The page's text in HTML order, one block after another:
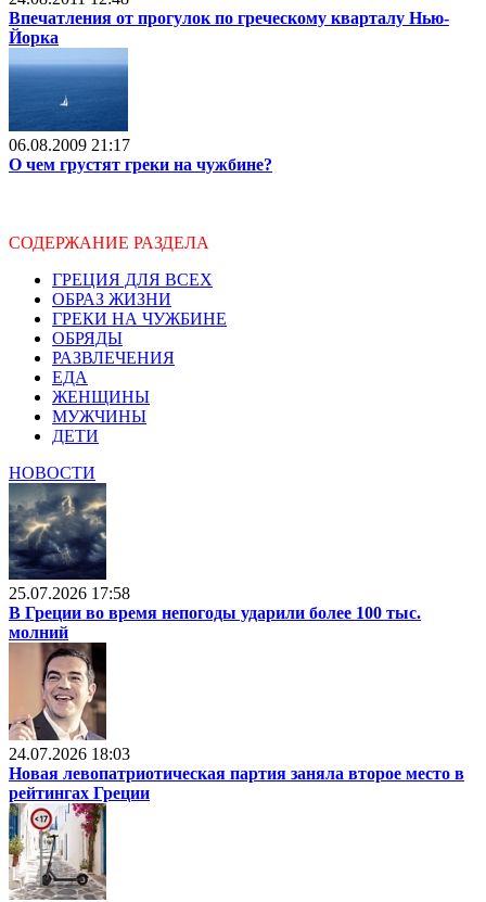
Впечатления от прогулок по греческому кварталу Нью-
Йорка
06.08.2009 21:17
О чем грустят греки на чужбине?
СОДЕРЖАНИЕ РАЗДЕЛА
ГРЕЦИЯ ДЛЯ ВСЕХ
ОБРАЗ ЖИЗНИ
ГРЕКИ НА ЧУЖБИНЕ
ОБРЯДЫ
РАЗВЛЕЧЕНИЯ
ЕДА
ЖЕНЩИНЫ
МУЖЧИНЫ
ДЕТИ
НОВОСТИ
25.07.2026 17:58
В Греции во время непогоды ударили более 100 тыс.
молний
24.07.2026 18:03
Новая левопатриотическая партия заняла второе место в
рейтингах Греции